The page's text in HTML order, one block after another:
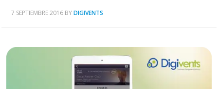
7 SEPTIEMBRE 2016 BYDIGIVENTS